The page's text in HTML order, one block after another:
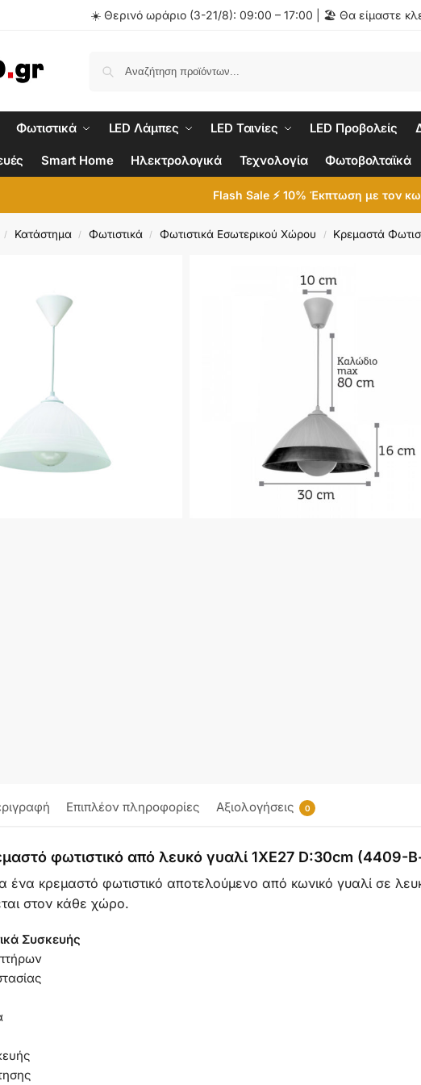
☀️ Θερινό ωράριο (3-21/8): 09:00 – 17:00 | 🏖️ Θα είμαστε
Φωτιστικά LED Λάμπες LED Ταινίες LED Προβολείς
Smart Home Ηλεκτρολογικά Τεχνολογία Φωτοβολταϊκά
Flash Sale ⚡ 10% Έκπτωση με τον
/ Κατάστημα / Φωτιστικά / Φωτιστικά Εσωτερικού Χώρου / Κρεμαστά
Επιπλέον πληροφορίες Αξιολογήσεις 0
φωτιστικό από λευκό γυαλί 1XE27 D:30cm (4409-
ένα κρεμαστό φωτιστικό αποτελούμενο από κωνικό γυαλί σε
στον κάθε χώρο.
Συσκευής